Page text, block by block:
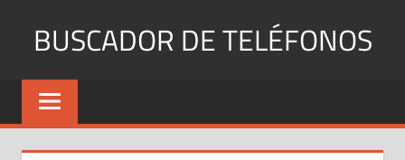
BUSCADOR DE TELÉFONOS
Identifica
Números
y